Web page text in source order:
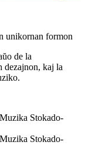
unikornan formon
de la
dezajnon, kaj la